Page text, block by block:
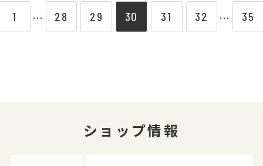
1 ⋯ 28 29 30 31 32 ⋯ 35
ショップ情報